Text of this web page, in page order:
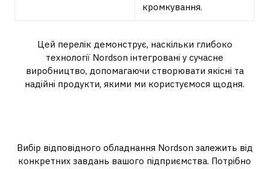
кромкування.
Цей перелік демонструє, наскільки глибоко
технології Nordson інтегровані у сучасне
виробництво, допомагаючи створювати якісні та
надійні продукти, якими ми користуємося щодня.
Вибір відповідного обладнання Nordson залежить від
конкретних завдань вашого підприємства. Потрібно